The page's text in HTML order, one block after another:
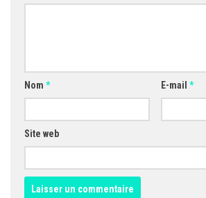
Nom * E-mail *
Site web